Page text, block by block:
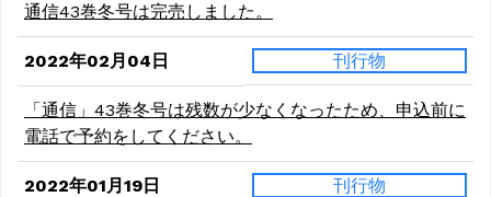
通信43巻冬号は完売しました。
2022年02月04日 刊行物
「通信」43巻冬号は残数が少なくなったため、申込前に
電話で予約をしてください。
2022年01月19日 刊行物